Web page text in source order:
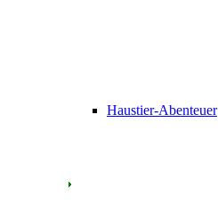
Haustier-Abenteuer